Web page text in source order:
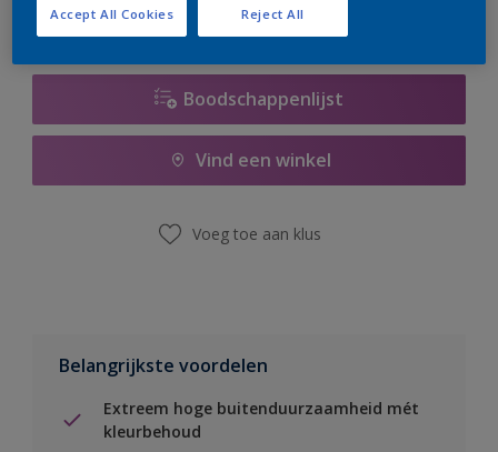
Boodschappenlijst
Vind een winkel
Voeg toe aan klus
Belangrijkste voordelen
Extreem hoge buitenduurzaamheid mét
kleurbehoud
Reject All
Accept All Cookies